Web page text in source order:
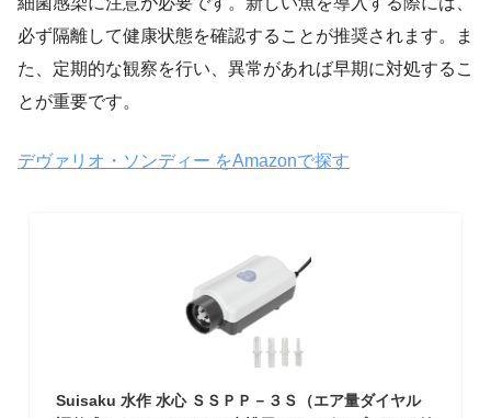
必ず隔離して健康状態を確認することが推奨されます。ま
た、定期的な観察を行い、異常があれば早期に対処するこ
とが重要です。
デヴァリオ・ソンディー をAmazonで探す
Suisaku 水作 水心 ＳＳＰＰ－３Ｓ（エア量ダイヤル